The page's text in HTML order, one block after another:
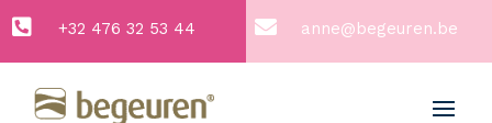
 +32 476 32 53 44  anne@begeuren.be